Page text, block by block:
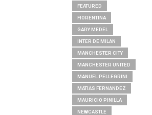
FEATURED
FIORENTINA
GARY MEDEL
INTER DE MILÁN
MANCHESTER CITY
MANCHESTER UNITED
MANUEL PELLEGRINI
MATÍAS FERNÁNDEZ
MAURICIO PINILLA
NEWCASTLE